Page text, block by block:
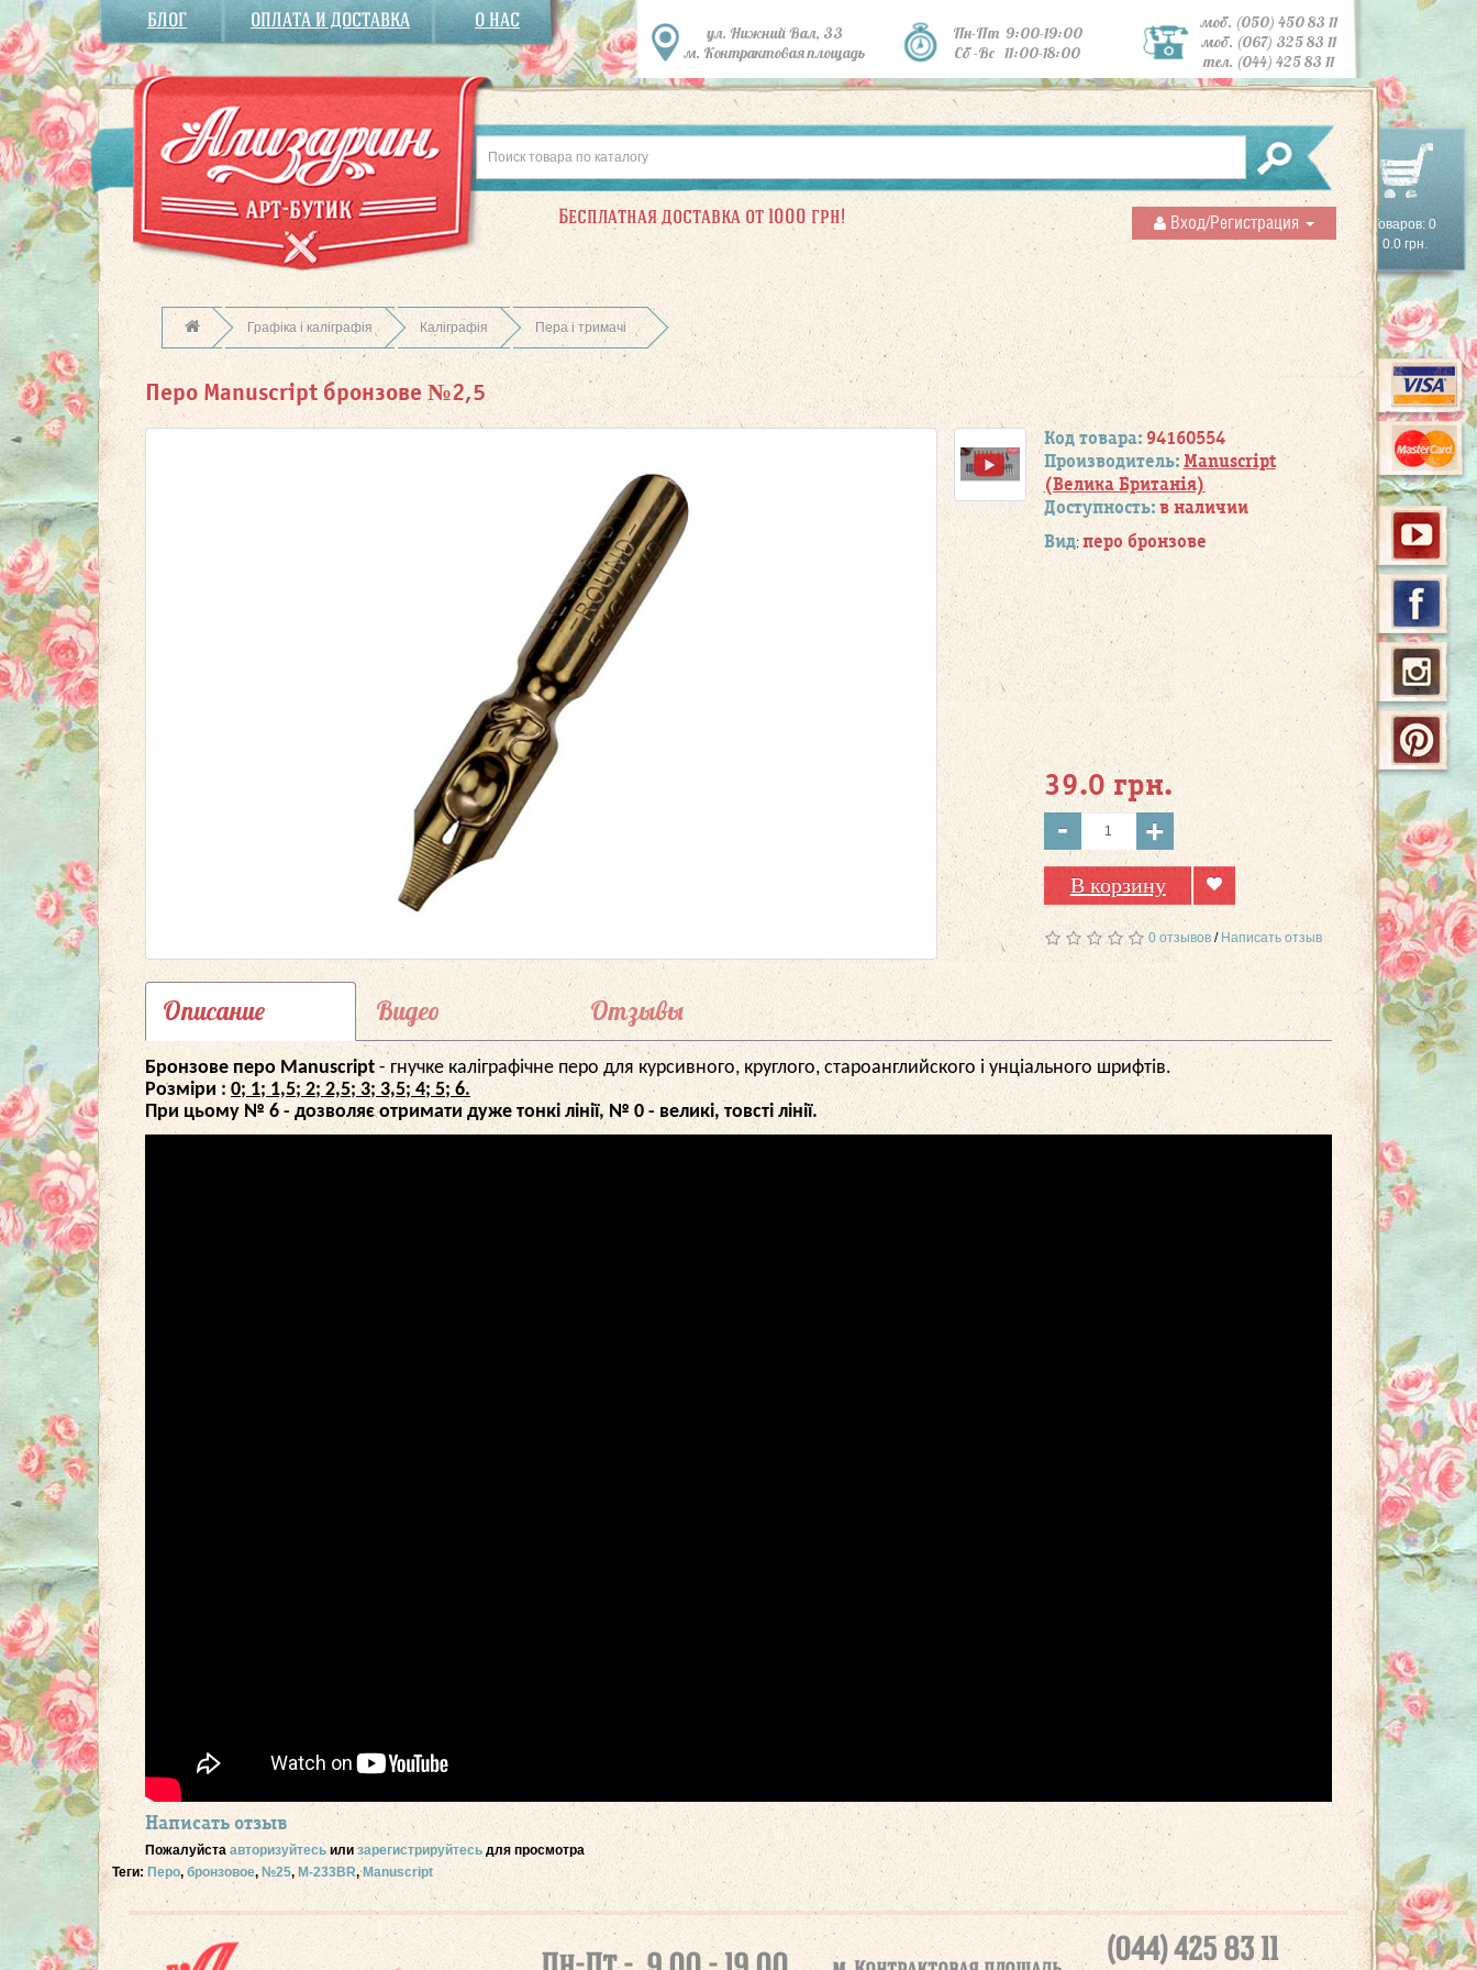
БЛОГ ОПЛАТА И ДОСТАВКА О НАС
ул. Нижний Вал, 33
м. Контрактовая площадь
Пн-Пт 9:00-19:00
Сб -Вс 11:00-18:00
моб. (050) 450 83 11
моб. (067) 325 83 11
тел. (044) 425 83 11
Товаров: 0
0.0 грн.
Бесплатная доставка от 1000 грн! Вход/Регистрация
Графіка і каліграфія Каліграфія Пера і тримачі
Перо Manuscript бронзове №2,5
Код товара: 94160554
Производитель: Manuscript
(Велика Британія)
Доступность: в наличии
Вид: перо бронзове
39.0 грн.
-
+
В корзину
0 отзывов/ Написать отзыв
Описание Видео Отзывы
Бронзове перо Manuscript- гнучке каліграфічне перо для курсивного, круглого, староанглийского і унціального шрифтів.
Розміри : 0; 1; 1,5; 2; 2,5; 3; 3,5; 4; 5; 6.
При цьому № 6 - дозволяє отримати дуже тонкі лінії, № 0 - великі, товсті лінії.
Написать отзыв
Пожалуйста авторизуйтесьили зарегистрируйтесь для просмотра
Теги: Перо, бронзовое,№25, M-233BR, Manuscript
(044) 425 83 11